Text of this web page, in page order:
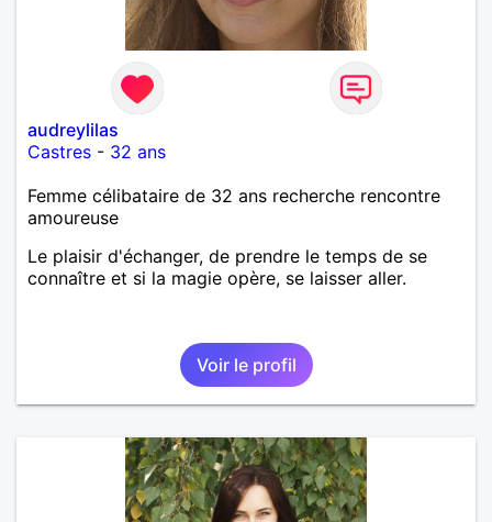
audreylilas
Castres - 32 ans
Femme célibataire de 32 ans recherche rencontre
amoureuse
Le plaisir d'échanger, de prendre le temps de se
connaître et si la magie opère, se laisser aller.
Voir le profil